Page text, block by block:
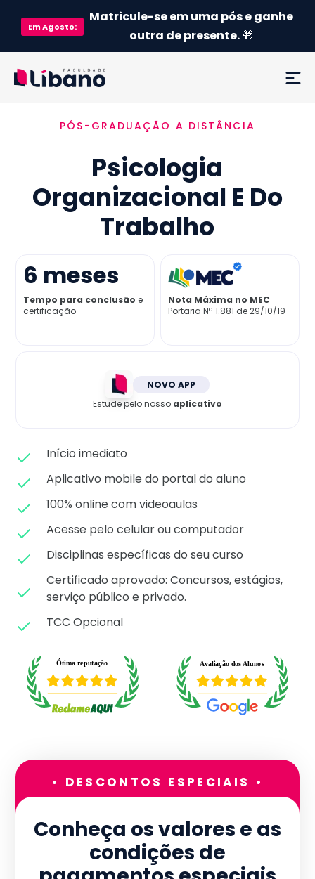
EmAgosto:
Matricule-se em uma pós e ganhe
outra de presente.🎁
Ementa
Como funciona
Credenciamento MEC
Já sou aluno
PÓS-GRADUAÇÃO A DISTÂNCIA
Psicologia
Organizacional E Do
Trabalho
6 meses
Tempo para conclusão e
certificação
Nota Máxima no MEC
Portaria Nª 1.881 de 29/10/19
NOVO APP
Estude pelo nosso aplicativo
Início imediato
Aplicativo mobile do portal do aluno
100% online com videoaulas
Acesse pelo celular ou computador
Disciplinas específicas do seu curso
Certificado aprovado: Concursos, estágios,
serviço público e privado.
TCC Opcional
• DESCONTOS ESPECIAIS •
Conheça os valores e as
condições de